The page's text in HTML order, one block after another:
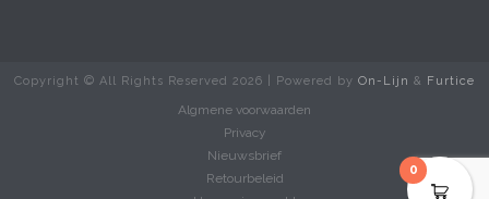
Copyright © All Rights Reserved 2026 | Powered by On-Lijn & Furtice
Algmene voorwaarden
Privacy
Nieuwsbrief
Retourbeleid
0